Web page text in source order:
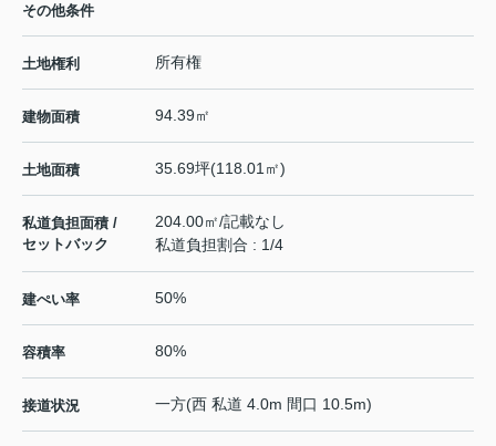
その他条件
土地権利 所有権
建物面積 94.39㎡
土地面積 35.69坪(118.01㎡)
私道負担面積 /
セットバック
204.00㎡/記載なし
私道負担割合 : 1/4
建ぺい率 50%
容積率 80%
接道状況 一方(西 私道 4.0m 間口 10.5m)